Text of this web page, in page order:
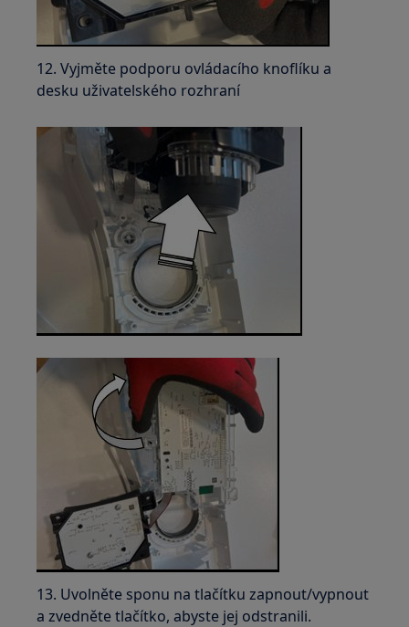
12. Vyjměte podporu ovládacího knoflíku a
desku uživatelského rozhraní
13. Uvolněte sponu na tlačítku zapnout/vypnout
a zvedněte tlačítko, abyste jej odstranili.